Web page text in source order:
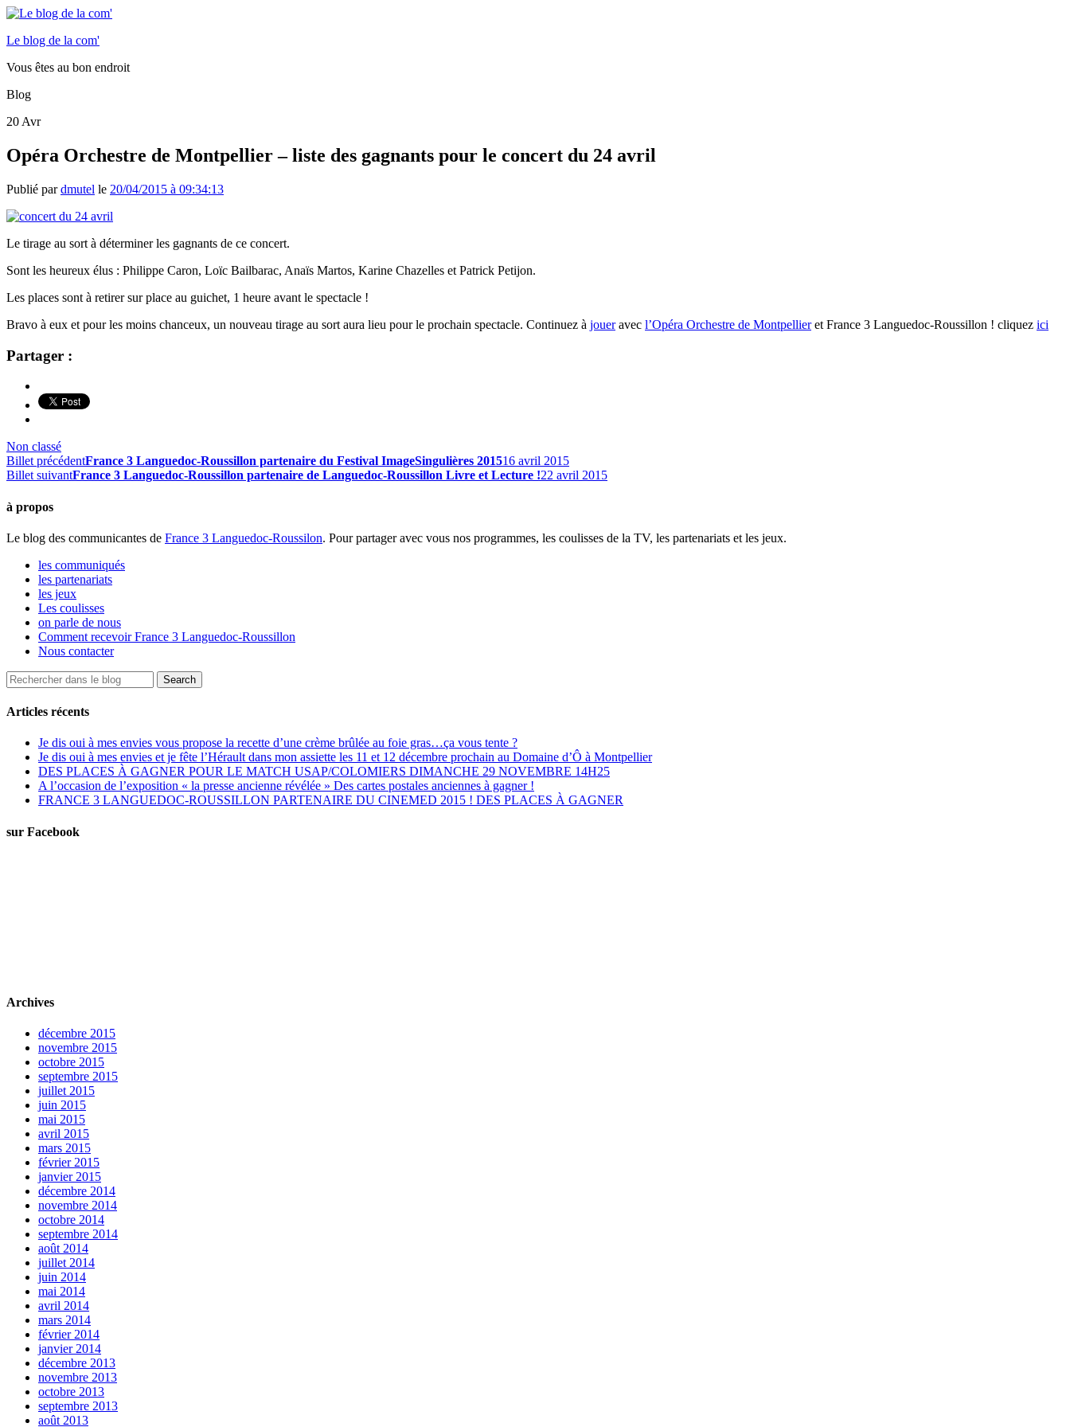
Le blog de la com'
Vous êtes au bon endroit
Blog
20 Avr
Opéra Orchestre de Montpellier – liste des gagnants pour le concert du 24 avril
Publié pardmutel le 20/04/2015 à 09:34:13
Le tirage au sort à déterminer les gagnants de ce concert.
Sont les heureux élus : Philippe Caron, Loïc Bailbarac, Anaïs Martos, Karine Chazelles et Patrick Petijon.
Les places sont à retirer sur place au guichet, 1 heure avant le spectacle !
Bravo à eux et pour les moins chanceux, un nouveau tirage au sort aura lieu pour le prochain spectacle. Continuez à joueravec l’Opéra Orchestre de Montpellieret France 3 Languedoc-Roussillon ! cliquez ici
Partager :
Non classé
Billet précédentFrance 3 Languedoc-Roussillon partenaire du Festival ImageSingulières 201516 avril 2015
Billet suivantFrance 3 Languedoc-Roussillon partenaire de Languedoc-Roussillon Livre et Lecture !22 avril 2015
à propos
Le blog des communicantes de France 3 Languedoc-Roussilon. Pour partager avec vous nos programmes, les coulisses de la TV, les partenariats et les jeux.
les communiqués
les partenariats
les jeux
Les coulisses
on parle de nous
Comment recevoir France 3 Languedoc-Roussillon
Nous contacter
Articles récents
Je dis oui à mes envies vous propose la recette d’une crème brûlée au foie gras…ça vous tente ?
Je dis oui à mes envies et je fête l’Hérault dans mon assiette les 11 et 12 décembre prochain au Domaine d’Ô à Montpellier
DES PLACES À GAGNER POUR LE MATCH USAP/COLOMIERS DIMANCHE 29 NOVEMBRE 14H25
A l’occasion de l’exposition « la presse ancienne révélée » Des cartes postales anciennes à gagner !
FRANCE 3 LANGUEDOC-ROUSSILLON PARTENAIRE DU CINEMED 2015 ! DES PLACES À GAGNER
sur Facebook
Archives
décembre 2015
novembre 2015
octobre 2015
septembre 2015
juillet 2015
juin 2015
mai 2015
avril 2015
mars 2015
février 2015
janvier 2015
décembre 2014
novembre 2014
octobre 2014
septembre 2014
août 2014
juillet 2014
juin 2014
mai 2014
avril 2014
mars 2014
février 2014
janvier 2014
décembre 2013
novembre 2013
octobre 2013
septembre 2013
août 2013